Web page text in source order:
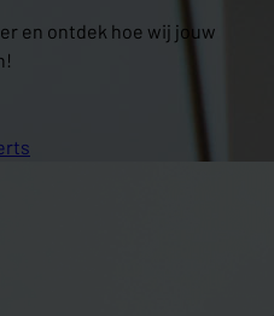
en ontdek hoe wij jouw